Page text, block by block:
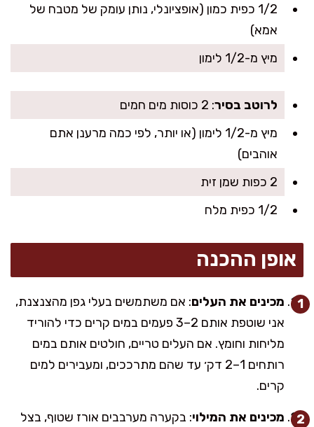
1/2 כפית כמון (אופציונלי, נותן עומק של מטבח של
אמא)
מיץ מ-1/2 לימון
לרוטב בסיר: 2 כוסות מים חמים
מיץ מ-1/2 לימון (או יותר, לפי כמה מרענן אתם
אוהבים)
2 כפות שמן זית
1/2 כפית מלח
אופן ההכנה
מכינים את העלים: אם משתמשים בעלי גפן מהצנצנת,
אני שוטפת אותם 2–3 פעמים במים קרים כדי להוריד
מליחות וחומץ. אם העלים טריים, חולטים אותם במים
רותחים 1–2 דק׳ עד שהם מתרככים, ומעבירים למים
קרים.
מכינים את המילוי: בקערה מערבבים אורז שטוף, בצל